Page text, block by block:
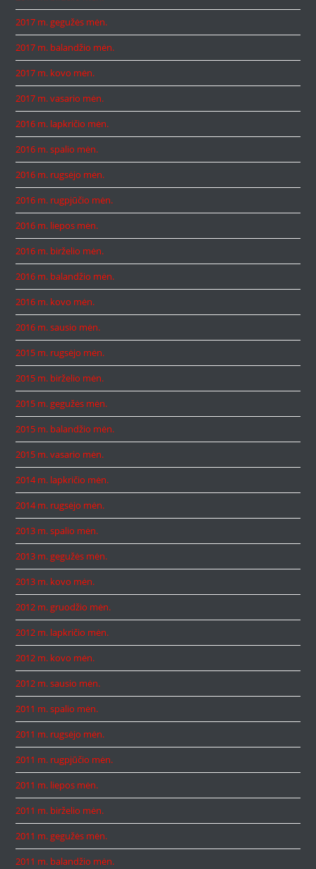
2017 m. gegužės mėn.
2017 m. balandžio mėn.
2017 m. kovo mėn.
2017 m. vasario mėn.
2016 m. lapkričio mėn.
2016 m. spalio mėn.
2016 m. rugsėjo mėn.
2016 m. rugpjūčio mėn.
2016 m. liepos mėn.
2016 m. birželio mėn.
2016 m. balandžio mėn.
2016 m. kovo mėn.
2016 m. sausio mėn.
2015 m. rugsėjo mėn.
2015 m. birželio mėn.
2015 m. gegužės mėn.
2015 m. balandžio mėn.
2015 m. vasario mėn.
2014 m. lapkričio mėn.
2014 m. rugsėjo mėn.
2013 m. spalio mėn.
2013 m. gegužės mėn.
2013 m. kovo mėn.
2012 m. gruodžio mėn.
2012 m. lapkričio mėn.
2012 m. kovo mėn.
2012 m. sausio mėn.
2011 m. spalio mėn.
2011 m. rugsėjo mėn.
2011 m. rugpjūčio mėn.
2011 m. liepos mėn.
2011 m. birželio mėn.
2011 m. gegužės mėn.
2011 m. balandžio mėn.